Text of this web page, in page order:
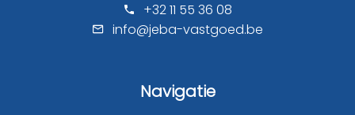
+32 11 55 36 08
info@jeba-vastgoed.be
Navigatie